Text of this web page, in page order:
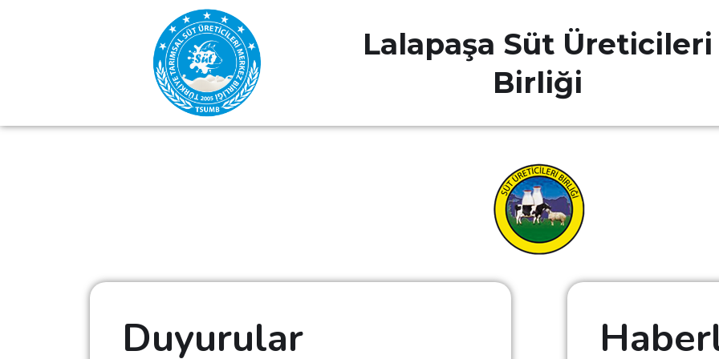
Lalapaşa Süt Üreticileri
Birliği
Duyurular